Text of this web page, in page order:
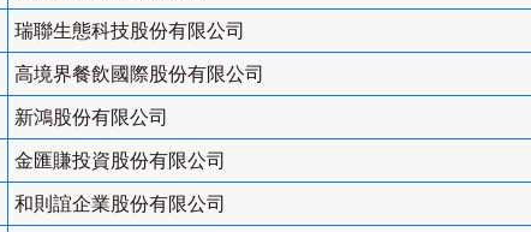
瑞聯生態科技股份有限公司
高境界餐飲國際股份有限公司
新鴻股份有限公司
金匯賺投資股份有限公司
和則誼企業股份有限公司